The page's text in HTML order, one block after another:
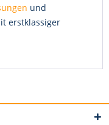
und
erstklassiger